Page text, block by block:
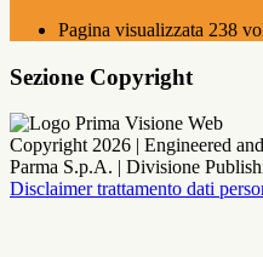
Pagina visualizzata 238
Sezione Copyright
Copyright 2026 | Engineered
Parma S.p.A. | Divisione
Disclaimer trattamento dati